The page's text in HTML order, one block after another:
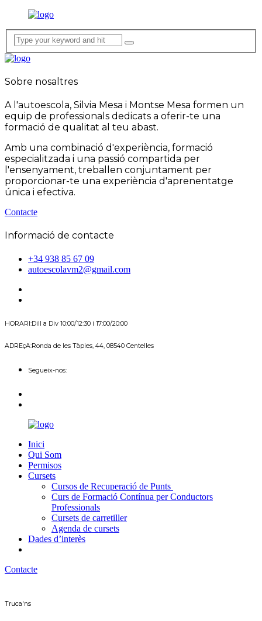
Sobre nosaltres
A l'autoescola, Silvia Mesa i Montse Mesa formen un
equip de professionals dedicats a oferir-te una
formació de qualitat al teu abast.
Amb una combinació d'experiència, formació
especialitzada i una passió compartida per
l'ensenyament, treballen conjuntament per
proporcionar-te una experiència d'aprenentatge
única i efectiva.
Contacte
Informació de contacte
+34 938 85 67 09
autoescolavm2@gmail.com
HORARI:Dill a Div 10:00/12:30 i 17:00/20:00
ADREçA:Ronda de les Tàpies, 44, 08540 Centelles
Segueix-nos:
Inici
Qui Som
Permisos
Cursets
Cursos de Recuperació de Punts
Curs de Formació Contínua per Conductors
Professionals
Cursets de carretiller
Agenda de cursets
Dades d’interès
Contacte
Truca'ns